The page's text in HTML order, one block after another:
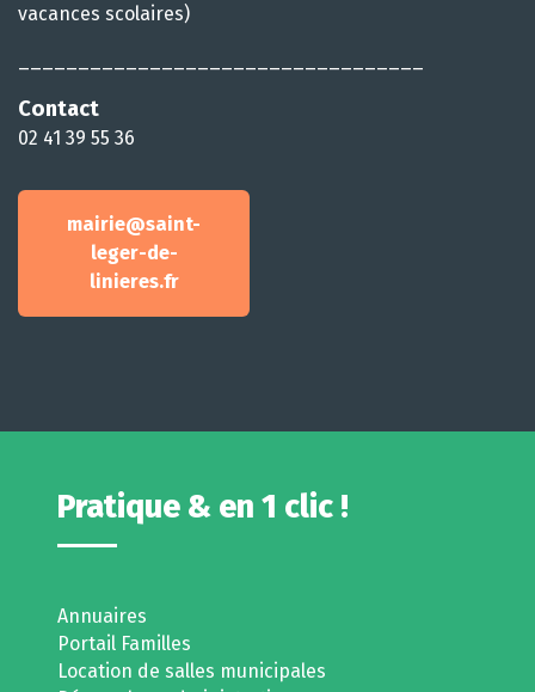
vacances scolaires)
Contact
02 41 39 55 36
mairie@saint-
leger-de-
linieres.fr
Pratique & en 1 clic !
Annuaires
Portail Familles
Location de salles municipales